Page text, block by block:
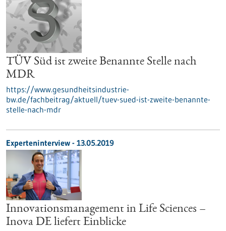
TÜV Süd ist zweite Benannte Stelle nach
MDR
https://www.gesundheitsindustrie-
bw.de/fachbeitrag/aktuell/tuev-sued-ist-zweite-benannte-
stelle-nach-mdr
Experteninterview - 13.05.2019
Innovationsmanagement in Life Sciences –
Inova DE liefert Einblicke